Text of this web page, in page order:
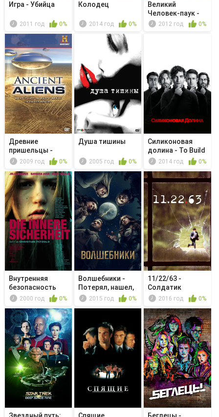
Игра - Убийца
2011 год 0%
Колодец
2014 год 0%
Великий
Человек-паук -
Разоблачённый
2012 год 0%
Древние
пришельцы -
Фактор
2009 год 0%
Душа тишины
2005 год 0%
Силиконовая
долина - To Build
a Bette...
2014 год 0%
Внутренняя
безопасность
2000 год 0%
Волшебники -
Потерял, нашел,
забрал2015 год 0%
11/22/63 -
Солдатик
2016 год 0%